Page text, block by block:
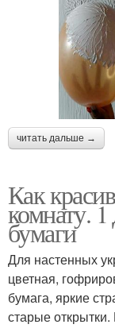
читать дальше →
Как
комнату.
бумаги
Для настенных
цветная,
бумага, яркие
старые